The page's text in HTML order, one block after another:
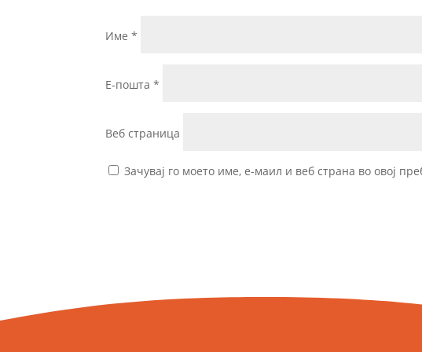
Име*
Е-пошта*
Веб страница
Зачувај го моето име, е-маил и веб страна во овој